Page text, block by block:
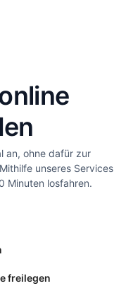
an, ohne dafür zur
unseres Services
Minuten losfahren.
freilegen